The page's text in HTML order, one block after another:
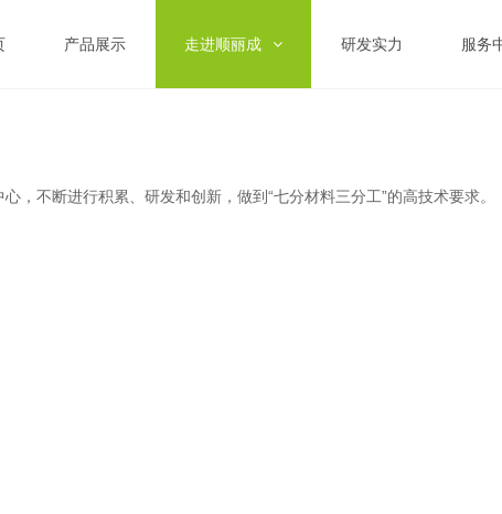
产品展示 走进顺丽成 研发实力 服务
不断进行积累、研发和创新，做到“七分材料三分工”的高技术要求。